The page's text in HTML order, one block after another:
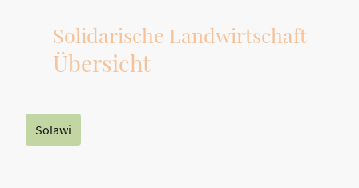
Solidarische Landwirtschaft
Übersicht
Solawi